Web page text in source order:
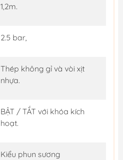
1,2m.
2.5 bar,
Thép không gỉ và vòi xịt
nhựa.
BẬT / TẮT với khóa kích
hoạt.
Kiểu phun sương